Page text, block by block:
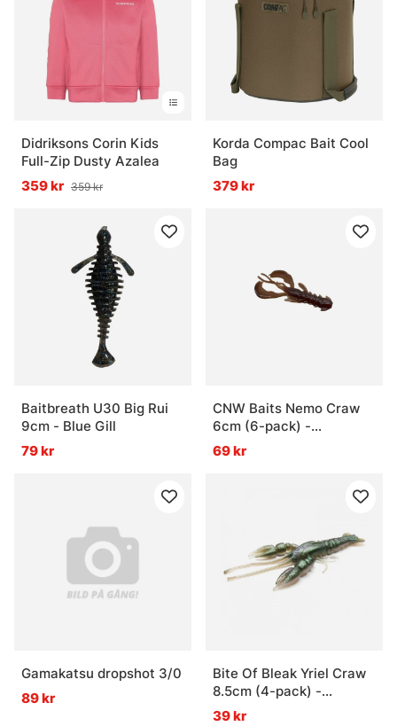
Didriksons Corin Kids
Full-Zip Dusty Azalea
359 kr 359 kr
Korda Compac Bait Cool
Bag
379 kr
Baitbreath U30 Big Rui
9cm - Blue Gill
79 kr
CNW Baits Nemo Craw
6cm (6-pack) -
Cinnamon
69 kr
Gamakatsu dropshot 3/0
89 kr
Bite Of Bleak Yriel Craw
8.5cm (4-pack) -
Shampo Oil
39 kr